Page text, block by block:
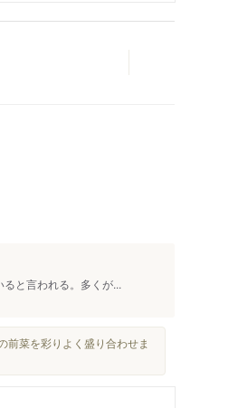
と言われる。多くが...
前菜を彩りよく盛り合わせま